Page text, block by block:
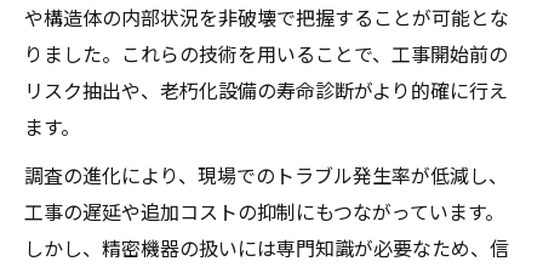
や構造体の内部状況を非破壊で把握することが可能とな
りました。これらの技術を用いることで、工事開始前の
リスク抽出や、老朽化設備の寿命診断がより的確に行え
ます。
調査の進化により、現場でのトラブル発生率が低減し、
工事の遅延や追加コストの抑制にもつながっています。
しかし、精密機器の扱いには専門知識が必要なため、信